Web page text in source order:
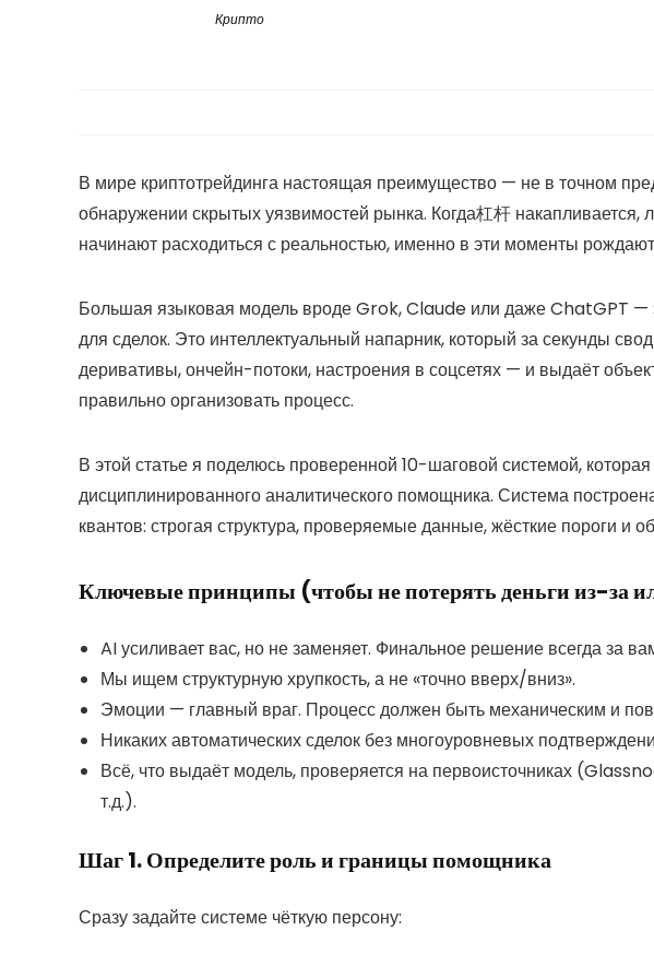
Крипто
В мире криптотрейдинга настоящая преимущество — не в точном
обнаружении скрытых уязвимостей рынка. Когда杠杆 накапливается,
начинают расходиться с реальностью, именно в эти моменты
Большая языковая модель вроде Grok, Claude или даже ChatGPT —
для сделок. Это интеллектуальный напарник, который за секунды
деривативы, ончейн-потоки, настроения в соцсетях — и выдаёт
правильно организовать процесс.
В этой статье я поделюсь проверенной 10-шаговой системой,
дисциплинированного аналитического помощника. Система
квантов: строгая структура, проверяемые данные, жёсткие пороги и
Ключевые принципы (чтобы не потерять деньги из-за
AI усиливает вас, но не заменяет. Финальное решение всегда за
Мы ищем структурную хрупкость, а не «точно вверх/вниз».
Эмоции — главный враг. Процесс должен быть механическим и
Никаких автоматических сделок без многоуровневых
Всё, что выдаёт модель, проверяется на первоисточниках
т.д.).
Шаг 1. Определите роль и границы помощника
Сразу задайте системе чёткую персону: